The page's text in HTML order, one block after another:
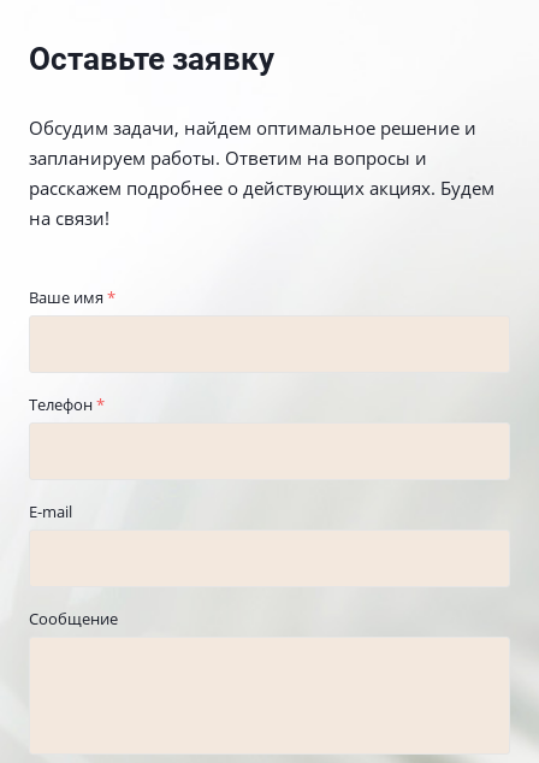
Оставьте заявку
Обсудим задачи, найдем оптимальное решение и
запланируем работы. Ответим на вопросы и
расскажем подробнее о действующих акциях. Будем
на связи!
Ваше имя *
Телефон*
E-mail
Сообщение